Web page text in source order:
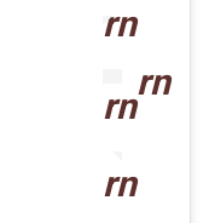
rn
rn
rn
rn